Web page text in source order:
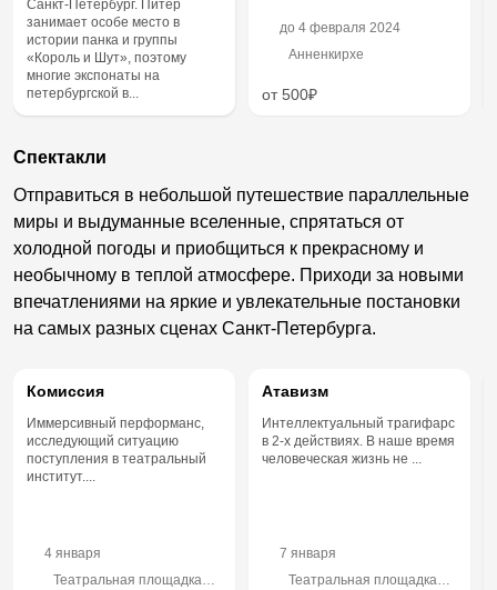
Санкт-Петербург. Питер
занимает особе место в
истории панка и группы
«Король и Шут», поэтому
многие экспонаты на
петербургской в...
до 4 февраля 2024
Анненкирхе
от 500₽
Спектакли
Отправиться в небольшой путешествие параллельные
миры и выдуманные вселенные, спрятаться от
холодной погоды и приобщиться к прекрасному и
необычному в теплой атмосфере. Приходи за новыми
впечатлениями на яркие и увлекательные постановки
на самых разных сценах Санкт-Петербурга.
Комиссия
Иммерсивный перформанс,
исследующий ситуацию
поступления в театральный
институт....
4 января
Театральная площадка
Атавизм
Интеллектуальный трагифарс
в 2-х действиях. В наше время
человеческая жизнь не ...
7 января
Театральная площадка